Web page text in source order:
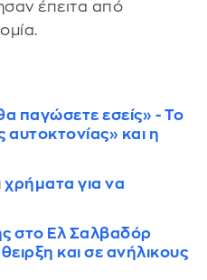
έπειτα από
παγώσετε εσείς» - Το
και η
χρήματα για να
στο Ελ Σαλβαδόρ
και σε ανήλικους